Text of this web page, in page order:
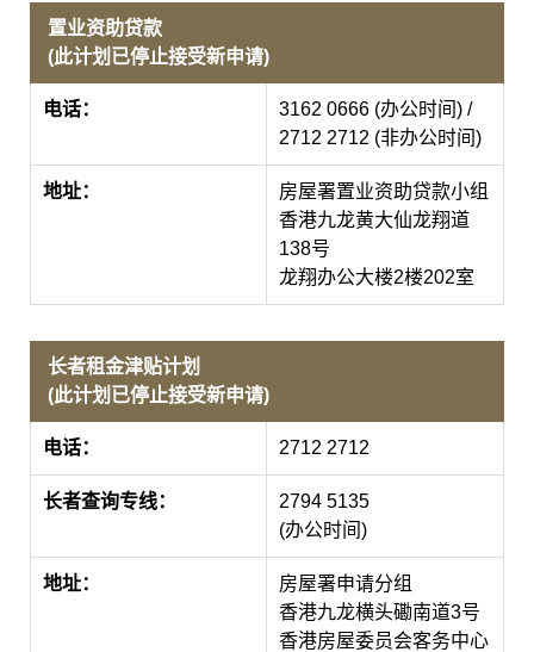
置业资助贷款
(此计划已停止接受新申请)
电话：
3162 0666 (办公时间) /
2712 2712 (非办公时间)
地址：
房屋署置业资助贷款小组
香港九龙黄大仙龙翔道
138号
龙翔办公大楼2楼202室
长者租金津贴计划
(此计划已停止接受新申请)
电话： 2712 2712
长者查询专线：
2794 5135
(办公时间)
地址：
房屋署申请分组
香港九龙横头磡南道3号
香港房屋委员会客务中心